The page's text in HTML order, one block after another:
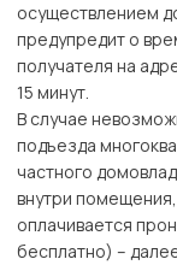
осуществлением
предупредит о
получателя на
15 минут.
В случае
подъезда
частного
внутри
оплачивается
бесплатно) –